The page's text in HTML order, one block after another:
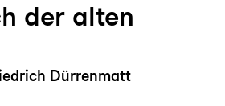
der alten
Dürrenmatt